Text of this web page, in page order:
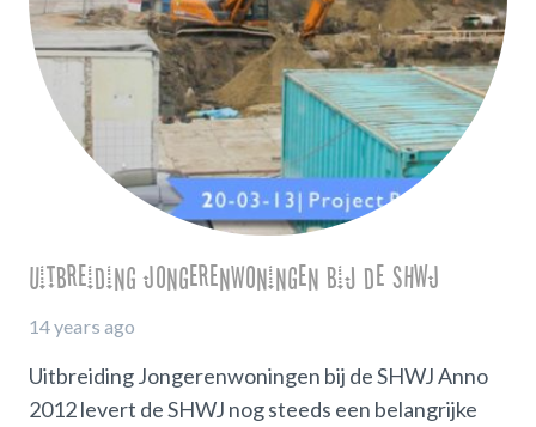
Uitbreiding Jongerenwoningen bij de SHWJ
14 years ago
Uitbreiding Jongerenwoningen bij de SHWJ Anno
2012 levert de SHWJ nog steeds een belangrijke